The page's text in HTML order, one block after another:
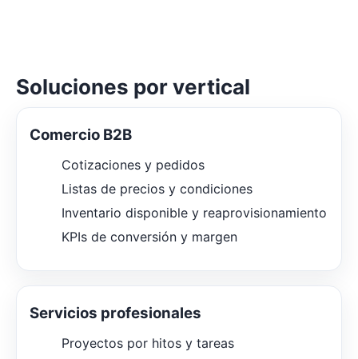
Soluciones por vertical
Comercio B2B
Cotizaciones y pedidos
Listas de precios y condiciones
Inventario disponible y reaprovisionamiento
KPIs de conversión y margen
Servicios profesionales
Proyectos por hitos y tareas